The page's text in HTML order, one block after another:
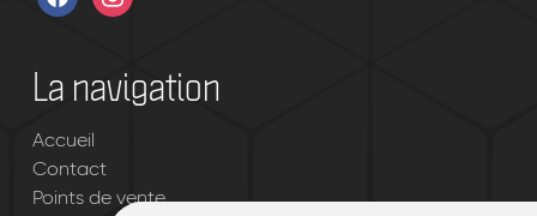
La navigation
Accueil
Contact
Points de vente